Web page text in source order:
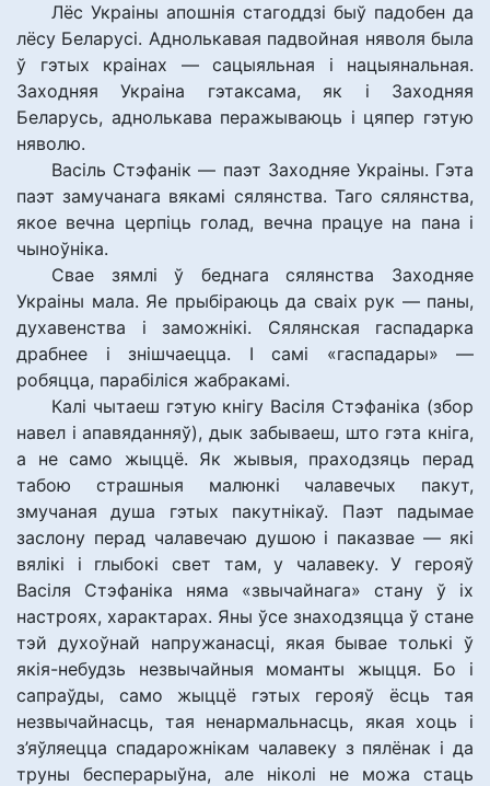
Лёс Украіны апошнія стагоддзі быў падобен да
лёсу Беларусі. Аднолькавая падвойная няволя была
ў гэтых краінах — сацыяльная і нацыянальная.
Заходняя Украіна гэтаксама, як і Заходняя
Беларусь, аднолькава перажываюць і цяпер гэтую
няволю.
Васіль Стэфанік — паэт Заходняе Украіны. Гэта
паэт замучанага вякамі сялянства. Таго сялянства,
якое вечна церпіць голад, вечна працуе на пана і
чыноўніка.
Свае зямлі ў беднага сялянства Заходняе
Украіны мала. Яе прыбіраюць да сваіх рук — паны,
духавенства і заможнікі. Сялянская гаспадарка
драбнее і знішчаецца. І самі «гаспадары» —
робяцца, парабіліся жабракамі.
Калі чытаеш гэтую кнігу Васіля Стэфаніка (збор
навел і апавяданняў), дык забываеш, што гэта кніга,
а не само жыццё. Як жывыя, праходзяць перад
табою страшныя малюнкі чалавечых пакут,
змучаная душа гэтых пакутнікаў. Паэт падымае
заслону перад чалавечаю душою і паказвае — які
вялікі і глыбокі свет там, у чалавеку. У герояў
Васіля Стэфаніка няма «звычайнага» стану ў іх
настроях, характарах. Яны ўсе знаходзяцца ў стане
тэй духоўнай напружанасці, якая бывае толькі ў
якія-небудзь незвычайныя моманты жыцця. Бо і
сапраўды, само жыццё гэтых герояў ёсць тая
незвычайнасць, тая ненармальнасць, якая хоць і
з’яўляецца спадарожнікам чалавеку з пялёнак і да
труны бесперарыўна, але ніколі не можа стаць